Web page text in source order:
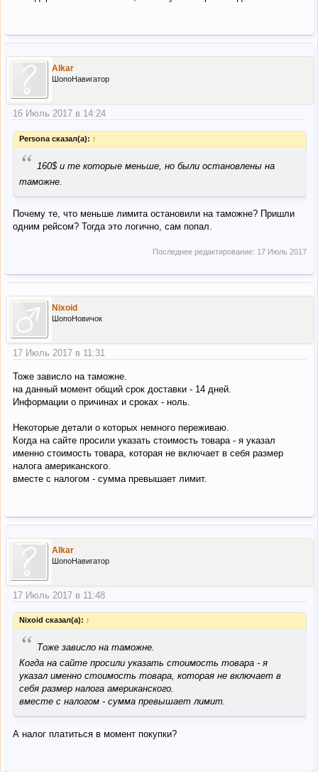
Alkar
ШопоНавигатор
16 Июль 2017 в 14:24
Persona сказал(а): ↑
“ 160$ и те которые меньше, но были остановлены на
таможне.
Почему те, что меньше лимита остановили на таможне? Пришли
одним рейсом? Тогда это логично, сам попал.
Последнее редактирование: 17 Июль 2017
Nixoid
ШопоНовичок
17 Июль 2017 в 11:31
Тоже зависло на таможне.
на данный момент общий срок доставки - 14 дней.
Информации о причинах и сроках - ноль.
Некоторые детали о которых немного переживаю.
Когда на сайте просили указать стоимость товара - я указал
именно стоимость товара, которая не включает в себя размер
налога американского.
вместе с налогом - сумма превышает лимит.
Alkar
ШопоНавигатор
17 Июль 2017 в 11:48
Nixoid сказал(а): ↑
“ Тоже зависло на таможне.
Когда на сайте просили указать стоимость товара - я
указал именно стоимость товара, которая не включает в
себя размер налога американского.
вместе с налогом - сумма превышает лимит.
А налог платиться в момент покупки?